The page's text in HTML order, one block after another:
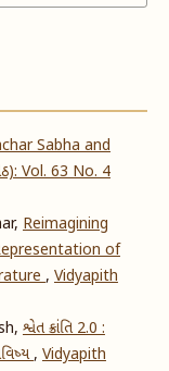
Sabha and
Vol. 63 No. 4
Reimagining
of
, Vidyapith
શ્વેત ક્રાંતિ 2.0 :
, Vidyapith